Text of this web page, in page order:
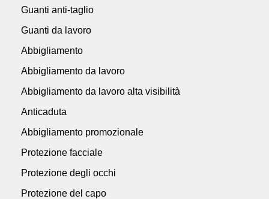
Guanti anti-taglio
Guanti da lavoro
Abbigliamento
Abbigliamento da lavoro
Abbigliamento da lavoro alta visibilità
Anticaduta
Abbigliamento promozionale
Protezione facciale
Protezione degli occhi
Protezione del capo